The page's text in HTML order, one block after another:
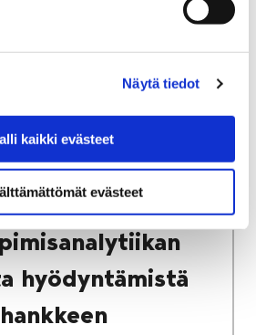
Näytä tiedot
kaikki evästeet
evästeet
Kehittämishankkeet
Tietue-hankkeen
hyödyntämistä